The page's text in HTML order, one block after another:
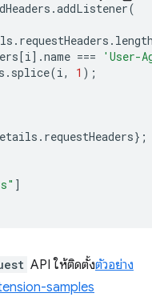
.addListener(
. requestHeaders .
[i].name ===
'User-
. splice(i, 1 );
. requestHeaders};
]
API ให้ติดตั้งตัวอย่าง
samples